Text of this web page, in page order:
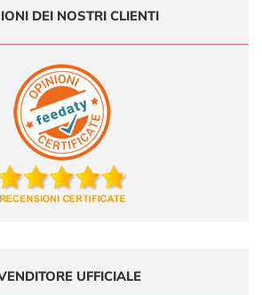
DEI NOSTRI CLIENTI
UFFICIALE